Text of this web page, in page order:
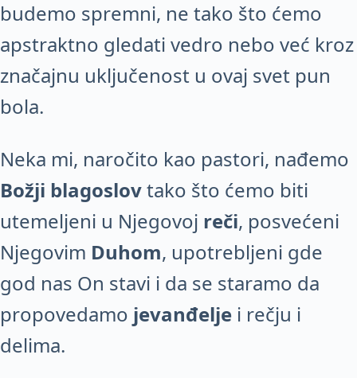
budemo spremni, ne tako što ćemo
apstraktno gledati vedro nebo već kroz
značajnu uključenost u ovaj svet pun
bola.
Neka mi, naročito kao pastori, nađemo
Božji blagoslovtako što ćemo biti
utemeljeni u Njegovoj reči, posvećeni
Njegovim Duhom, upotrebljeni gde
god nas On stavi i da se staramo da
propovedamo jevanđelje i rečju i
delima.